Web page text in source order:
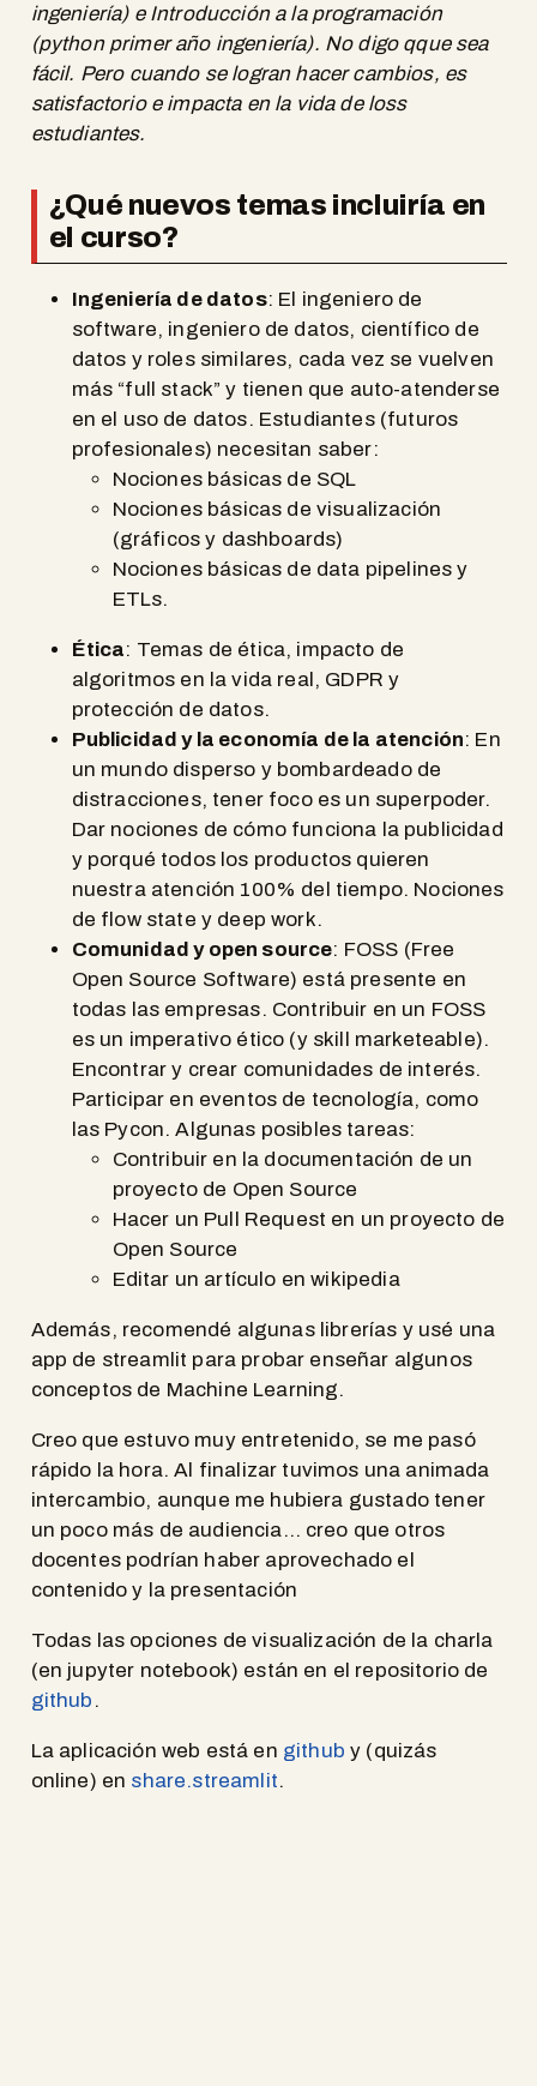
ingeniería) e Introducción a la programación
(python primer año ingeniería). No digo qque sea
fácil. Pero cuando se logran hacer cambios, es
satisfactorio e impacta en la vida de loss
estudiantes.
¿Qué nuevos temas incluiría en
el curso?
Ingeniería de datos: El ingeniero de
software, ingeniero de datos, científico de
datos y roles similares, cada vez se vuelven
más “full stack” y tienen que auto-atenderse
en el uso de datos. Estudiantes (futuros
profesionales) necesitan saber:
Nociones básicas de SQL
Nociones básicas de visualización
(gráficos y dashboards)
Nociones básicas de data pipelines y
ETLs.
Ética: Temas de ética, impacto de
algoritmos en la vida real, GDPR y
protección de datos.
Publicidad y la economía de la atención: En
un mundo disperso y bombardeado de
distracciones, tener foco es un superpoder.
Dar nociones de cómo funciona la publicidad
y porqué todos los productos quieren
nuestra atención 100% del tiempo. Nociones
de flow state y deep work.
Comunidad y open source: FOSS (Free
Open Source Software) está presente en
todas las empresas. Contribuir en un FOSS
es un imperativo ético (y skill marketeable).
Encontrar y crear comunidades de interés.
Participar en eventos de tecnología, como
las Pycon. Algunas posibles tareas:
Contribuir en la documentación de un
proyecto de Open Source
Hacer un Pull Request en un proyecto de
Open Source
Editar un artículo en wikipedia
Además, recomendé algunas librerías y usé una
app de streamlit para probar enseñar algunos
conceptos de Machine Learning.
Creo que estuvo muy entretenido, se me pasó
rápido la hora. Al finalizar tuvimos una animada
intercambio, aunque me hubiera gustado tener
un poco más de audiencia… creo que otros
docentes podrían haber aprovechado el
contenido y la presentación
Todas las opciones de visualización de la charla
(en jupyter notebook) están en el repositorio de
github .
La aplicación web está en github y (quizás
online) en share.streamlit.